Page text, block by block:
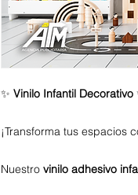
✨ Vinilo Infantil Decorativo
¡Transforma tus espacios
Nuestro vinilo adhesivo